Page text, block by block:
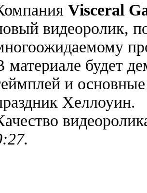
Visceral
видеоролик,
материале будет
и
Хеллоуин.